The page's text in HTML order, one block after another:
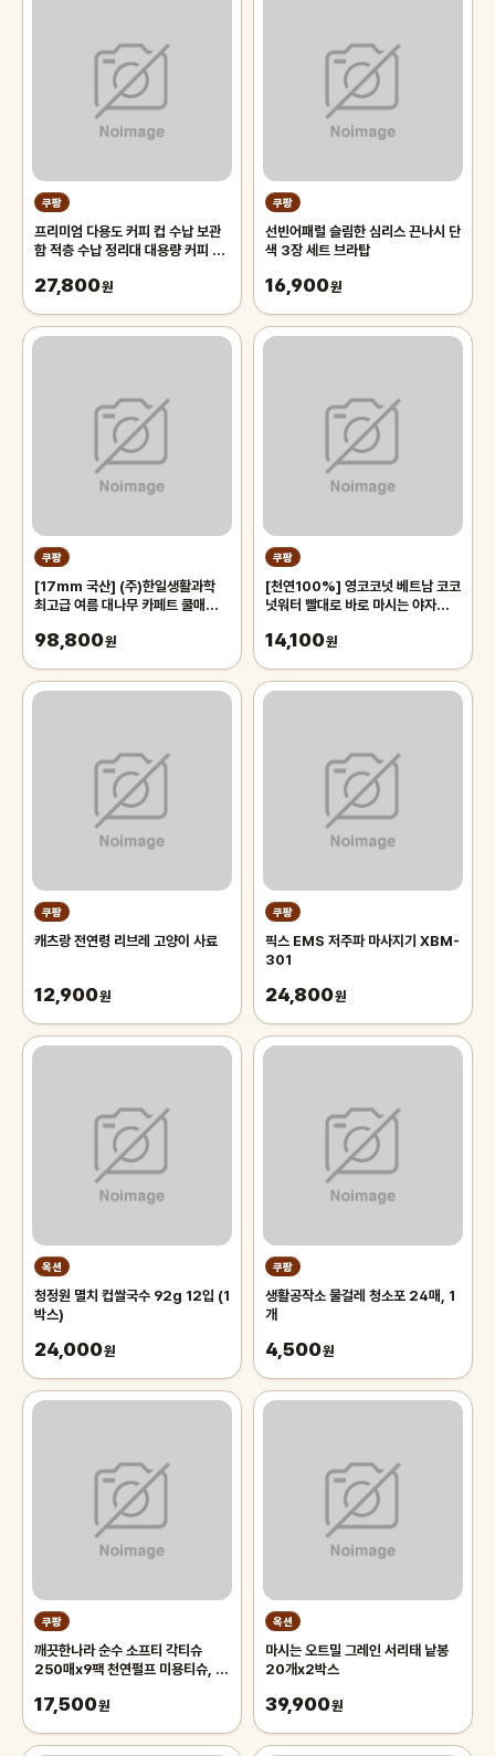
쿠팡
프리미엄 다용도 커피 컵 수납 보관
함 적층 수납 정리대 대용량 커피 트
27,800원
쿠팡
선빈어패럴 슬림한 심리스 끈나시 단
색 3장 세트 브라탑
16,900원
쿠팡
[17mm 국산] (주)한일생활과학
최고급 여름 대나무 카페트 쿨매트
침대 장판 자리_두꺼운 폭신한 튼튼
98,800원
쿠팡
[천연100%] 영코코넛 베트남 코코
넛워터 빨대로 바로 마시는 야자열매
(2과입)
14,100원
쿠팡
캐츠랑 전연령 리브레 고양이 사료
12,900원
쿠팡
픽스 EMS 저주파 마사지기 XBM-
301
24,800원
옥션
청정원 멸치 컵쌀국수 92g 12입 (1
박스)
24,000원
쿠팡
생활공작소 물걸레 청소포 24매, 1
개
4,500원
쿠팡
깨끗한나라 순수 소프티 각티슈
250매x9팩 천연펄프 미용티슈, 3
17,500원
옥션
마시는 오트밀 그레인 서리태 낱봉
20개x2박스
39,900원